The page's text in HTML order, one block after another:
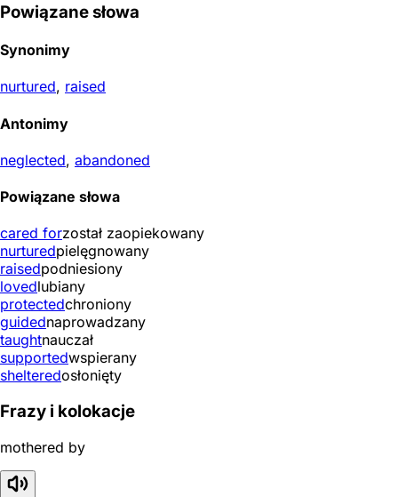
Powiązane słowa
Synonimy
nurtured, raised
Antonimy
neglected, abandoned
Powiązane słowa
cared forzostał zaopiekowany
nurturedpielęgnowany
raisedpodniesiony
lovedlubiany
protectedchroniony
guidednaprowadzany
taughtnauczał
supportedwspierany
shelteredosłonięty
Frazy i kolokacje
mothered by